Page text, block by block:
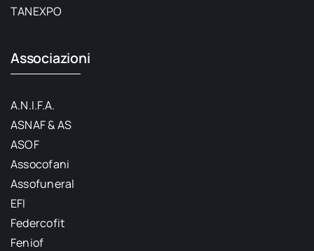
TANEXPO
Associazioni
A.N.I.F.A.
ASNAF & AS
ASOF
Assocofani
Assofuneral
EFI
Federcofit
Feniof